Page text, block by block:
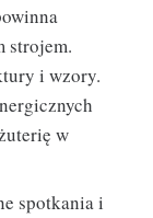
strojem.
i wzory.
w
spotkania i